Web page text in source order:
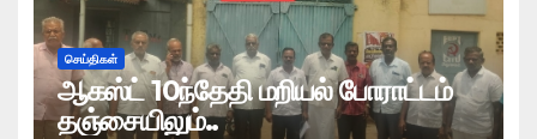
செய்திகள்
ஆகஸ்ட் 10ந்தேதி மறியல் போராட்டம்
தஞ்சையிலும்..